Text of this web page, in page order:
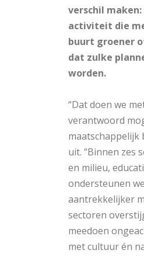
verschil
activiteit die
buurt groener
dat zulke
worden.
“Dat doen we
verantwoord
maatschappelijk
uit. “Binnen zes
en milieu,
ondersteunen
aantrekkelijker
sectoren
meedoen
met cultuur én